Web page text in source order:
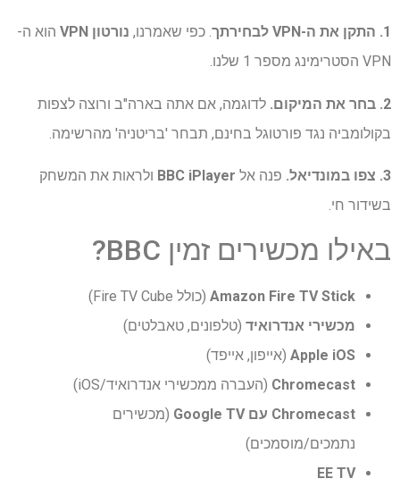
1. התקן את ה-VPN לבחירתך . כפי שאמרנו, נורטון VPN
הוא ה-
VPN הסטרימינג מספר 1 שלנו.
2. בחר את המיקום.
לדוגמה, אם אתה בארה"ב ורוצה לצפות
בקולומביה נגד פורטוגל בחינם, תבחר 'בריטניה' מהרשימה.
3. צפו במונדיאל. פנה אל BBC iPlayer ולראות את המשחק
בשידור חי.
באילו מכשירים זמין BBC?
Amazon Fire TV Stick (כולל Fire TV Cube)
מכשירי אנדרואיד (טלפונים, טאבלטים)
Apple iOS (אייפון, אייפד)
Chromecast (העברה ממכשירי אנדרואיד/iOS)
Chromecast עם Google TV
(מכשירים
נתמכים/מוסמכים)
EE TV